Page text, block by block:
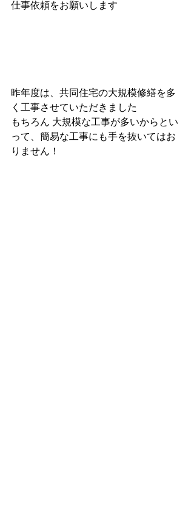
仕事依頼をお願いします
昨年度は、共同住宅の大規模修繕を多
く工事させていただきました
もちろん 大規模な工事が多いからとい
って、簡易な工事にも手を抜いてはお
りません！